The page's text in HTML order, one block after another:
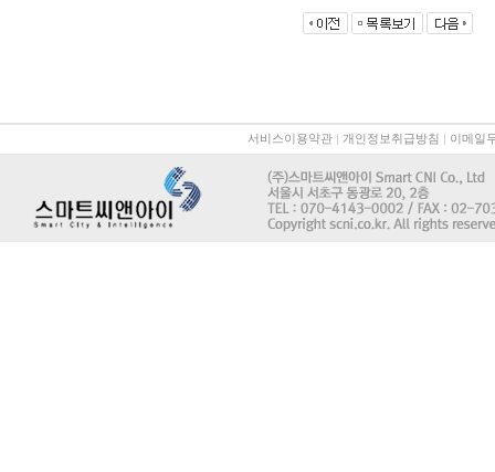
서비스이용약관 | 개인정보취급방침 | 이메일